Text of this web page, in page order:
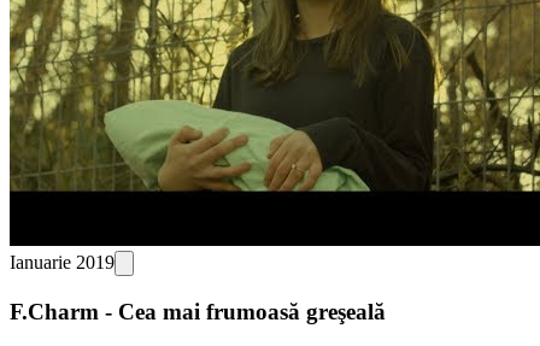
Ianuarie 2019
F.Charm - Cea mai frumoasă greşeală